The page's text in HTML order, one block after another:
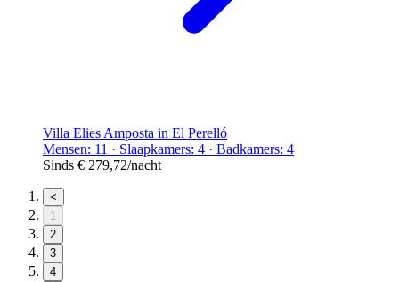
Villa Elies Amposta in El Perelló
Mensen: 11 · Slaapkamers: 4 · Badkamers: 4
Sinds € 279,72/nacht
<
1
2
3
4